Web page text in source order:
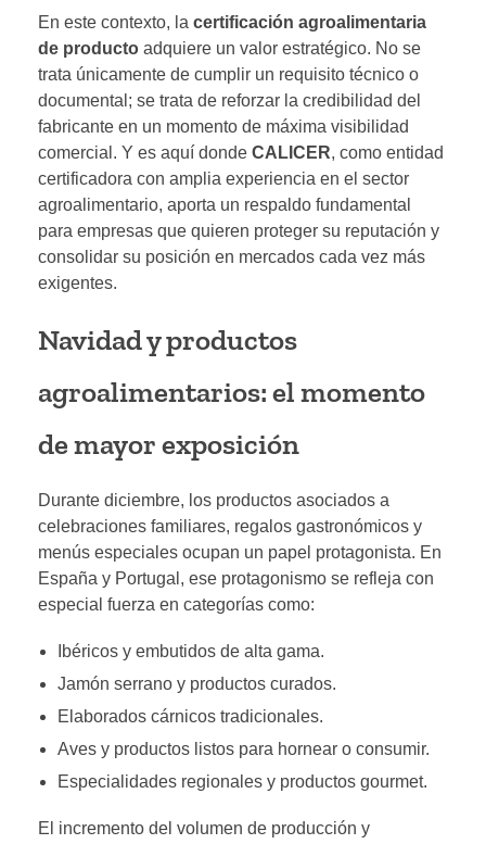
En este contexto, la certificación agroalimentaria
de producto adquiere un valor estratégico. No se
trata únicamente de cumplir un requisito técnico o
documental; se trata de reforzar la credibilidad del
fabricante en un momento de máxima visibilidad
comercial. Y es aquí donde CALICER, como entidad
certificadora con amplia experiencia en el sector
agroalimentario, aporta un respaldo fundamental
para empresas que quieren proteger su reputación y
consolidar su posición en mercados cada vez más
exigentes.
Navidad y productos
agroalimentarios: el momento
de mayor exposición
Durante diciembre, los productos asociados a
celebraciones familiares, regalos gastronómicos y
menús especiales ocupan un papel protagonista. En
España y Portugal, ese protagonismo se refleja con
especial fuerza en categorías como:
Ibéricos y embutidos de alta gama.
Jamón serrano y productos curados.
Elaborados cárnicos tradicionales.
Aves y productos listos para hornear o consumir.
Especialidades regionales y productos gourmet.
El incremento del volumen de producción y